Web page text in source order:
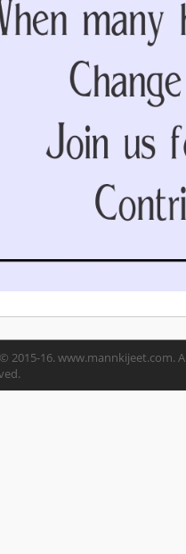
2015-16. www.mannkijeet.com.